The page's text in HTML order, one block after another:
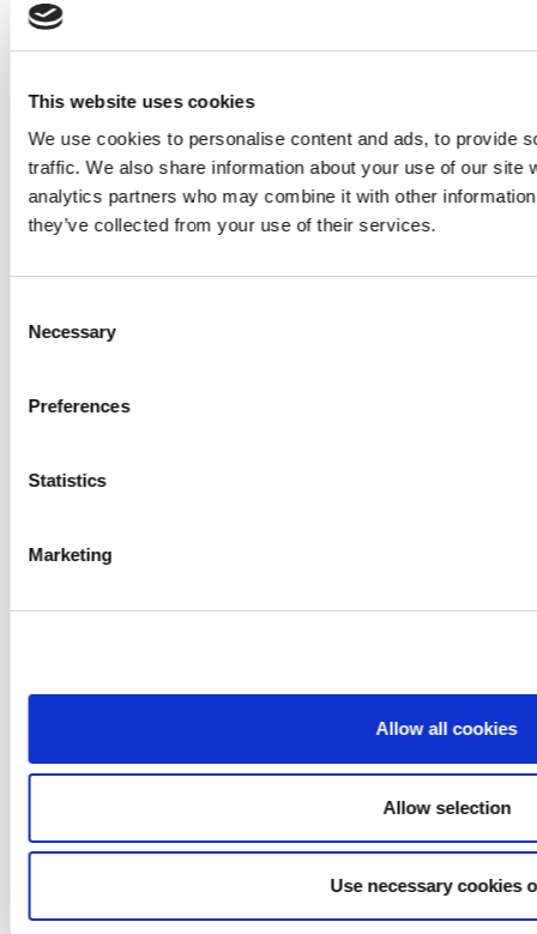
This website uses cookies
We use cookies to personalise content and ads, to provide
traffic. We also share information about your use of our site
analytics partners who may combine it with other
they’ve collected from your use of their services.
Selection
Necessary
Preferences
Statistics
Marketing
Allow all cookies
Allow selection
Use necessary cookies
der Zustimmung der Referentinnen nach einem
erhalten alle Teilnehmenden einen Fragebogen, in
dem einige persönliche Angaben erfragt werden
und den Sie direkt an dieKursleiterinnen schicken.
Internetplattform
ReferentInnen und Veranstalter übernehmen
entstehende Personen- und Sachschäden.
Übungsbuch; erschienen im Arbor-Verlag
Weitere Lektüre-Empfehlungen:
Kristin Neff: Selbstmitgefühl; erschienen im Kailash
Verlag
Christopher Germer: Der achtsame Weg zum